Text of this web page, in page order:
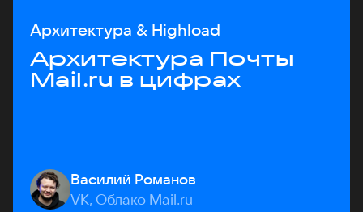
Архитектура & Highload
Архитектура Почты
Mail.ru в цифрах
Василий Романов
VK, Облако Mail.ru